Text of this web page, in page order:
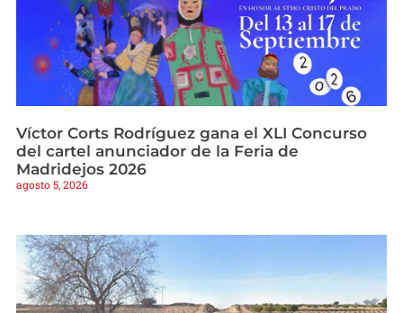
Víctor Corts Rodríguez gana el XLI Concurso
del cartel anunciador de la Feria de
Madridejos 2026
agosto 5, 2026